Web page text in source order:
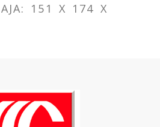
151 X 174 X